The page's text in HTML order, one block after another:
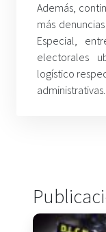
Además,
más
Especial,
electorales
logístico
administrativas.